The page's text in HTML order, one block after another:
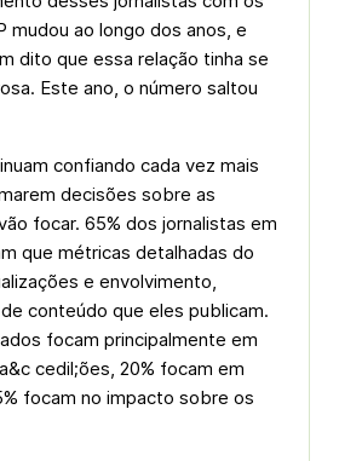
mudou ao longo dos anos, e
dito que essa relação tinha se
Este ano, o número saltou
confiando cada vez mais
decisões sobre as
focar. 65% dos jornalistas em
que métricas detalhadas do
e envolvimento,
conteúdo que eles publicam.
focam principalmente em
cedil;ões, 20% focam em
focam no impacto sobre os